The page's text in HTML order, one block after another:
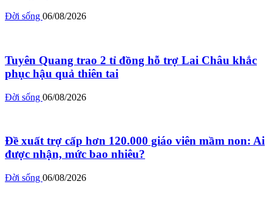
Đời sống 06/08/2026
Tuyên Quang trao 2 tỉ đồng hỗ trợ Lai Châu khắc
phục hậu quả thiên tai
Đời sống 06/08/2026
Đề xuất trợ cấp hơn 120.000 giáo viên mầm non: Ai
được nhận, mức bao nhiêu?
Đời sống 06/08/2026